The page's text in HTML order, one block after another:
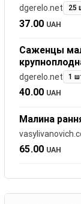
dgerelo.net 25
37.00 UAH
Саженцы
dgerelo.net 1
40.00 UAH
Малина
65.00 UAH